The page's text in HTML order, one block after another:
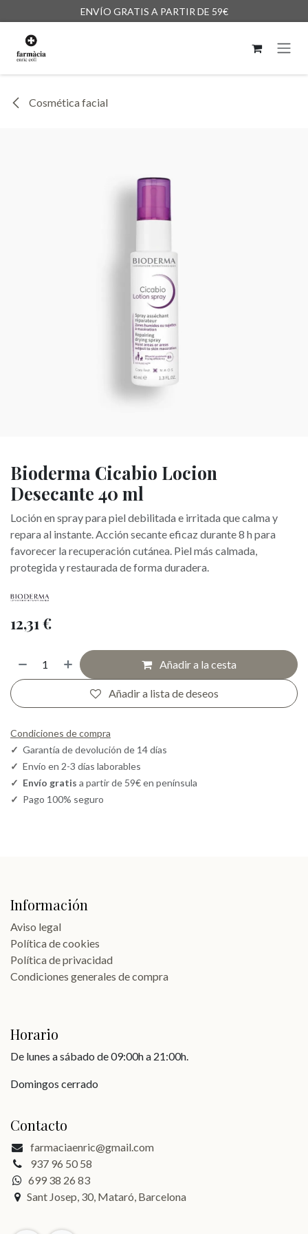
ENVÍO GRATIS A PARTIR DE 59€
Cosmética facial
Bioderma Cicabio Locion
Desecante 40 ml
Loción en spray para piel debilitada e irritada que calma y
repara al instante. Acción secante eficaz durante 8 h para
favorecer la recuperación cutánea. Piel más calmada,
protegida y restaurada de forma duradera.
12,31 €
Añadir a la cesta
Añadir a lista de deseos
Condiciones de compra
✓ Garantía de devolución de 14 días
✓ Envío en 2-3 días laborables
✓ Envío gratis a partir de 59€ en península
✓ Pago 100% seguro
Información
Aviso legal
Política de cookies
Política de privacidad
Condiciones generales de compra
Horario
De lunes a sábado de 09:00h a 21:00h.
Domingos cerrado
Contacto
farmaciaenric@gmail.com
937 96 50 58
699 38 26 83
Sant Josep, 30, Mataró, Barcelona